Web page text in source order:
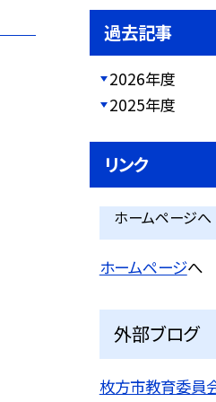
過去記事
2026年度
2025年度
リンク
ホームページへ
ホームページへ
外部ブログ
枚方市教育委員